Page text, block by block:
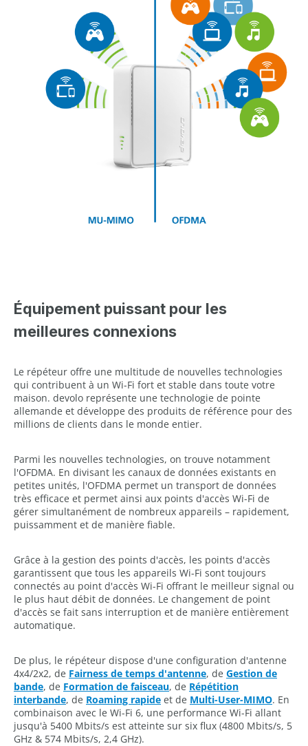
Équipement puissant pour les
meilleures connexions
Le répéteur offre une multitude de nouvelles technologies
qui contribuent à un Wi-Fi fort et stable dans toute votre
maison. devolo représente une technologie de pointe
allemande et développe des produits de référence pour des
millions de clients dans le monde entier.
Parmi les nouvelles technologies, on trouve notamment
l'OFDMA. En divisant les canaux de données existants en
petites unités, l'OFDMA permet un transport de données
très efficace et permet ainsi aux points d'accès Wi-Fi de
gérer simultanément de nombreux appareils – rapidement,
puissamment et de manière fiable.
Grâce à la gestion des points d'accès, les points d'accès
garantissent que tous les appareils Wi-Fi sont toujours
connectés au point d'accès Wi-Fi offrant le meilleur signal ou
le plus haut débit de données. Le changement de point
d'accès se fait sans interruption et de manière entièrement
automatique.
De plus, le répéteur dispose d'une configuration d'antenne
4x4/2x2, de Fairness de temps d'antenne, de Gestion de
bande, de Formation de faisceau, de Répétition
interbande, de Roaming rapide et de Multi-User-MIMO. En
combinaison avec le Wi-Fi 6, une performance Wi-Fi allant
jusqu'à 5400 Mbits/s est atteinte sur six flux (4800 Mbits/s, 5
GHz & 574 Mbits/s, 2,4 GHz).